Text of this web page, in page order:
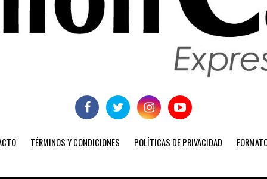
TÉRMINOS Y CONDICIONES POLÍTICAS DE PRIVACIDAD